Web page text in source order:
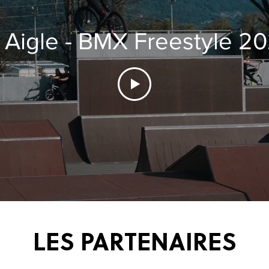
Aigle - BMX Freestyle
LES PARTENAIRES